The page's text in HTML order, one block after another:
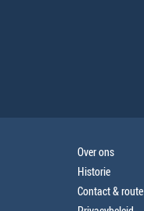
Over ons
Historie
Contact & route